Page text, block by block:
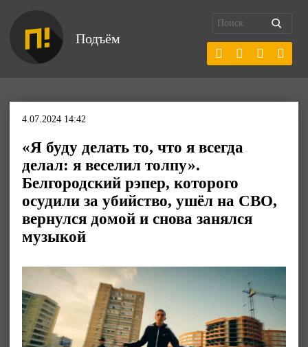
Подъём
4.07.2024 14:42
«Я буду делать то, что я всегда
делал: я веселил толпу».
Белгородский рэпер, которого
осудили за убийство, ушёл на СВО,
вернулся домой и снова занялся
музыкой